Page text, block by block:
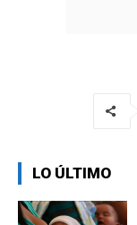
LO ÚLTIMO